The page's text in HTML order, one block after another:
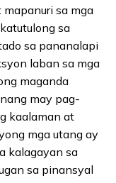
sa mga
sa
sa pananalapi
laban sa mga
maganda
may pag-
kaalaman at
mga utang ay
kalagayan sa
sa pinansyal